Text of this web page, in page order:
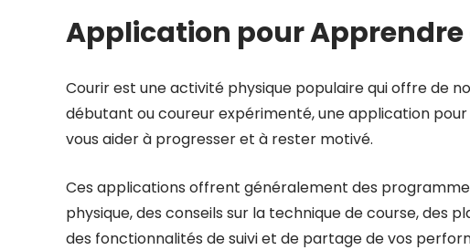
Application pour Apprendre
Courir est une activité physique populaire qui offre de
débutant ou coureur expérimenté, une application
vous aider à progresser et à rester motivé.
Ces applications offrent généralement des
physique, des conseils sur la technique de course, des
des fonctionnalités de suivi et de partage de vos